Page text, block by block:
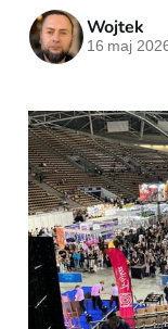
Wojtek
16 maj